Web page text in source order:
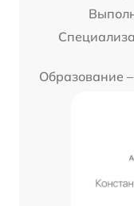
Образование –